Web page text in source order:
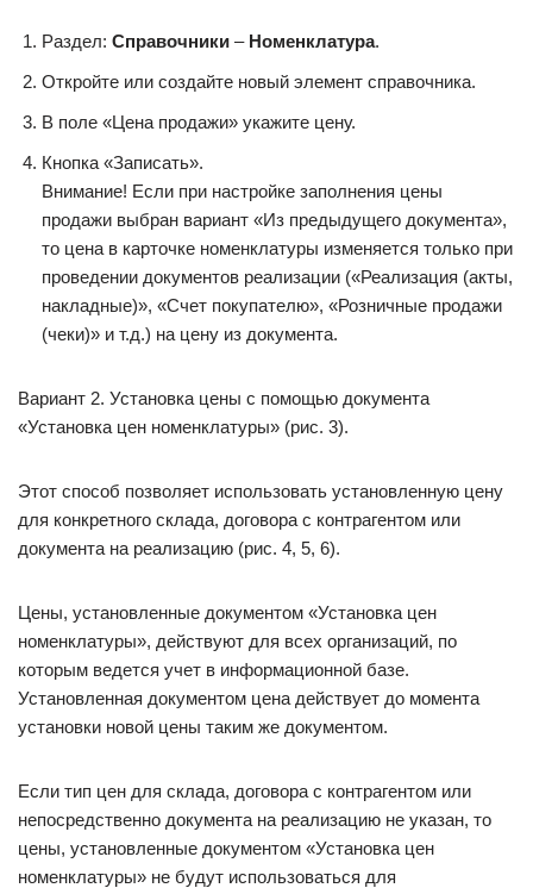
Раздел: Справочники – Номенклатура.
Откройте или создайте новый элемент справочника.
В поле «Цена продажи» укажите цену.
Кнопка «Записать».
Внимание! Если при настройке заполнения цены
продажи выбран вариант «Из предыдущего документа»,
то цена в карточке номенклатуры изменяется только при
проведении документов реализации («Реализация (акты,
накладные)», «Счет покупателю», «Розничные продажи
(чеки)» и т.д.) на цену из документа.
Вариант 2. Установка цены с помощью документа
«Установка цен номенклатуры» (рис. 3).
Этот способ позволяет использовать установленную цену
для конкретного склада, договора с контрагентом или
документа на реализацию (рис. 4, 5, 6).
Цены, установленные документом «Установка цен
номенклатуры», действуют для всех организаций, по
которым ведется учет в информационной базе.
Установленная документом цена действует до момента
установки новой цены таким же документом.
Если тип цен для склада, договора с контрагентом или
непосредственно документа на реализацию не указан, то
цены, установленные документом «Установка цен
номенклатуры» не будут использоваться для